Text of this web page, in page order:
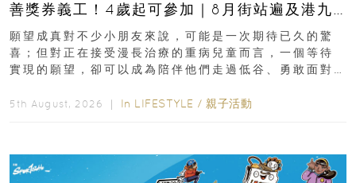
善獎券義工！4歲起可參加｜8月街站遍及港九
新界
願望成真對不少小朋友來說，可能是一次期待已久的驚
喜；但對正在接受漫長治療的重病兒童而言，一個等待
實現的願望，卻可以成為陪伴他們走過低谷、勇敢面對
5th August, 2026 ｜ In LIFESTYLE / 親子活動